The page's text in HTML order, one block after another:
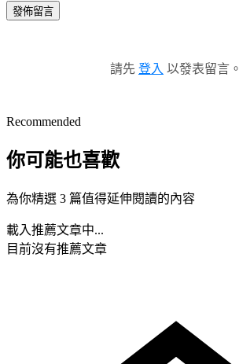
發佈留言
請先 登入 以發表留言。
Recommended
你可能也喜歡
為你精選 3 篇值得延伸閱讀的內容
載入推薦文章中...
目前沒有推薦文章